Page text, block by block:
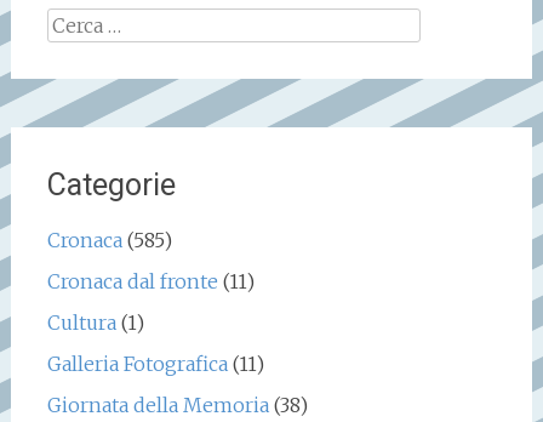
Ricerca
per:
Categorie
Cronaca (585)
Cronaca dal fronte (11)
Cultura (1)
Galleria Fotografica (11)
Giornata della Memoria (38)